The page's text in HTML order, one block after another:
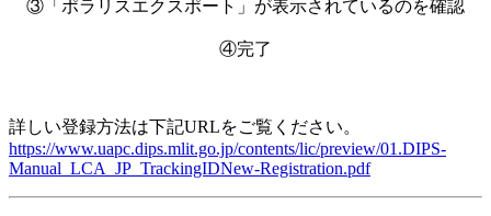
③「ポラリスエクスポート」が表示されているのを確認
④完了
詳しい登録方法は下記URLをご覧ください。
https://www.uapc.dips.mlit.go.jp/contents/lic/preview/01.DIPS-
Manual_LCA_JP_TrackingIDNew-Registration.pdf